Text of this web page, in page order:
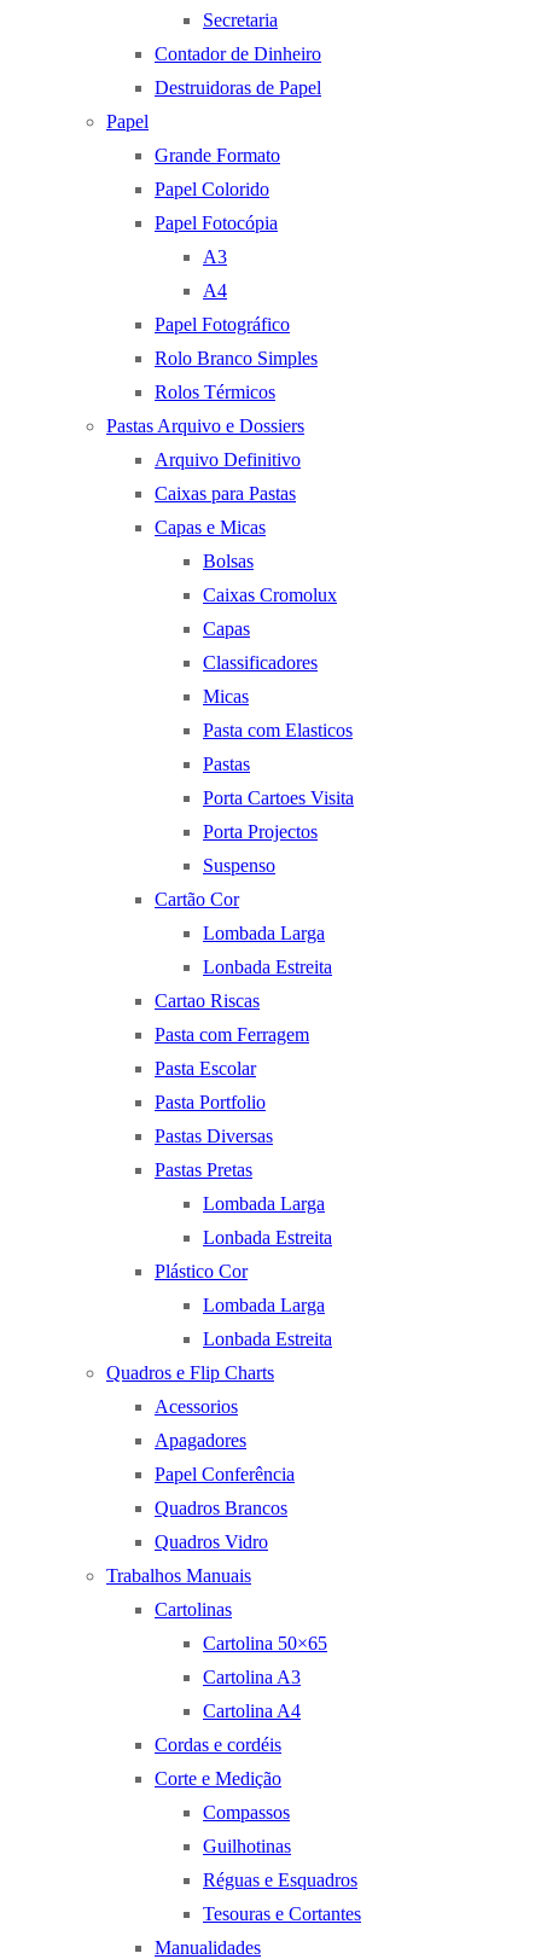
Secretaria
Contador de Dinheiro
Destruidoras de Papel
Papel
Grande Formato
Papel Colorido
Papel Fotocópia
A3
A4
Papel Fotográfico
Rolo Branco Simples
Rolos Térmicos
Pastas Arquivo e Dossiers
Arquivo Definitivo
Caixas para Pastas
Capas e Micas
Bolsas
Caixas Cromolux
Capas
Classificadores
Micas
Pasta com Elasticos
Pastas
Porta Cartoes Visita
Porta Projectos
Suspenso
Cartão Cor
Lombada Larga
Lonbada Estreita
Cartao Riscas
Pasta com Ferragem
Pasta Escolar
Pasta Portfolio
Pastas Diversas
Pastas Pretas
Lombada Larga
Lonbada Estreita
Plástico Cor
Lombada Larga
Lonbada Estreita
Quadros e Flip Charts
Acessorios
Apagadores
Papel Conferência
Quadros Brancos
Quadros Vidro
Trabalhos Manuais
Cartolinas
Cartolina 50×65
Cartolina A3
Cartolina A4
Cordas e cordéis
Corte e Medição
Compassos
Guilhotinas
Réguas e Esquadros
Tesouras e Cortantes
Manualidades